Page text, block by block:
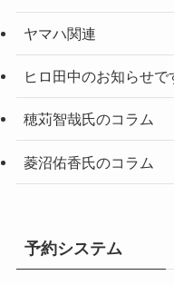
ヤマハ関連
ヒロ田中のお知らせで
穂苅智哉氏のコラム
菱沼佑香氏のコラム
予約システム